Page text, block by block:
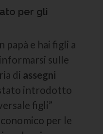
per gli
papà e hai figli a
sulle
di assegni
introdotto
figli”
per le